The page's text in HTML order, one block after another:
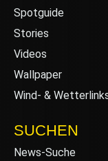
Spotguide
Stories
Videos
Wallpaper
Wind- &
SUCHEN
News-Suche